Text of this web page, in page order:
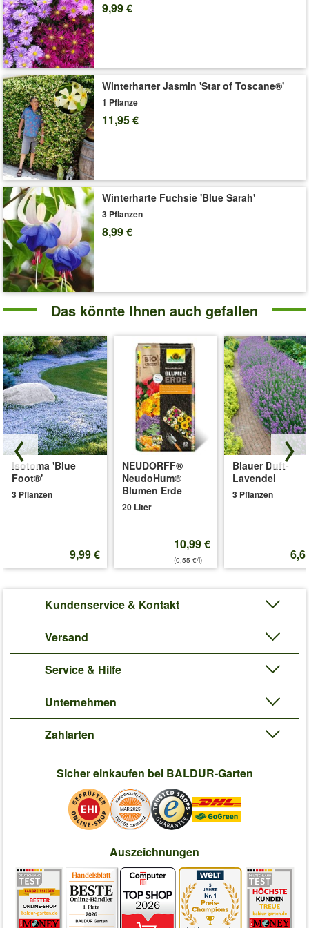
mittel. (Petunia)(Petunia Hybride)
Art.-Nr.:7495
Liefergröße:10,5 cm-Topf
'Hänge-Petunie Hellviolette 'LavenderSKY®''
Pflege-Tipps
9,99 €
Winterharter Jasmin 'Star of Toscane®'
1 Pflanze
11,95 €
Winterharte Fuchsie 'Blue Sarah'
3 Pflanzen
8,99 €
Das könnte Ihnen auch gefallen
Isotoma 'Blue
Foot®'
3 Pflanzen
9,99 €
NEUDORFF®
NeudoHum®
Blumen Erde
20 Liter
10,99 €
(0,55 €/l)
Blauer Duft-
Lavendel
3 Pflanzen
Kundenservice & Kontakt
Versand
Service & Hilfe
Unternehmen
Zahlarten
Sicher einkaufen bei BALDUR-Garten
Auszeichnungen